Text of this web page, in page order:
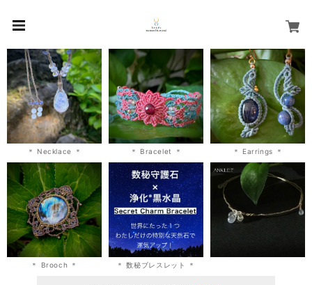
＊ Necklace ＊ ＊ Bracelet ＊ ＊ Earrings ＊
＊ Brooch ＊ ＊ 数秘ブレスレット ＊